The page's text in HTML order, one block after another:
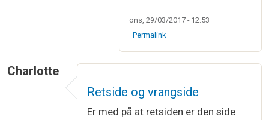
ons, 29/03/2017 - 12:53
Permalink
Charlotte
Retside og vrangside
Er med på at retsiden er den side